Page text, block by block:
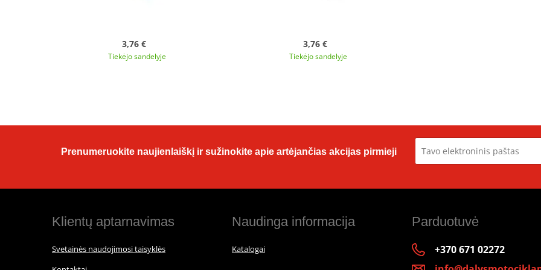
3,76 €
Tiekėjo sandelyje
3,76 €
Tiekėjo sandelyje
Prenumeruokite naujienlaiškį ir sužinokite apie artėjančias akcijas pirmieji
Klientų aptarnavimas
Svetainės naudojimosi taisyklės
Naudinga informacija
Katalogai
Parduotuvė
+370 671 02272